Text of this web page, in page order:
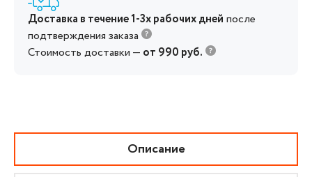
Доставка в течение 1-3х рабочих дней после
подтверждения заказа
Стоимость доставки — от 990 руб.
Описание